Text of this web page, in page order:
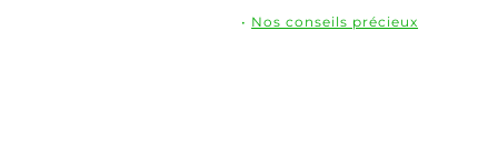
• Nos conseils précieux